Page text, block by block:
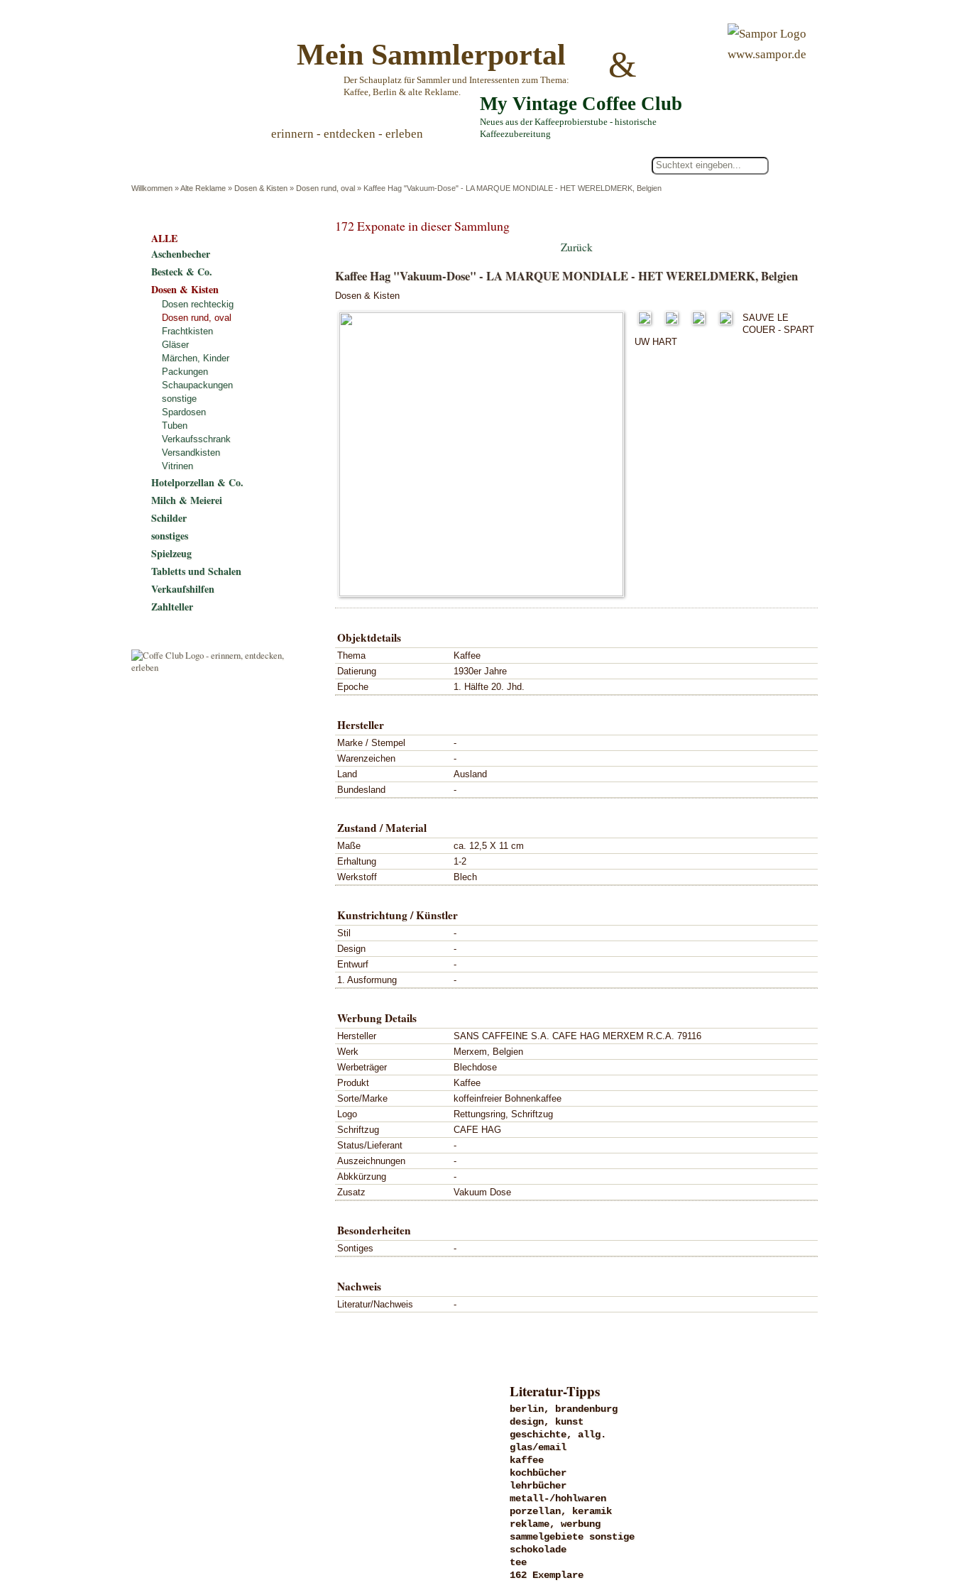
Mein Sammlerportal
Der Schauplatz für Sammler und Interessenten zum Thema:
Kaffee, Berlin & alte Reklame.
&
My Vintage Coffee Club
Neues aus der Kaffeeprobierstube - historische
Kaffeezubereitung
www.sampor.de
erinnern - entdecken - erleben
Willkommen »Alte Reklame » Dosen & Kisten » Dosen rund, oval » Kaffee Hag "Vakuum-Dose" - LA MARQUE MONDIALE - HET WERELDMERK, Belgien
172 Exponate in dieser Sammlung
Zurück
Kaffee Hag "Vakuum-Dose" - LA MARQUE MONDIALE - HET WERELDMERK, Belgien
Dosen & Kisten
SAUVE LE
COUER - SPART
UW HART
Objektdetails
Thema
Kaffee
Datierung
1930er Jahre
Epoche
1. Hälfte 20. Jhd.
Hersteller
Marke / Stempel
-
Warenzeichen
-
Land
Ausland
Bundesland
-
Zustand / Material
Maße
ca. 12,5 X 11 cm
Erhaltung
1-2
Werkstoff
Blech
Kunstrichtung / Künstler
Stil
-
Design
-
Entwurf
-
1. Ausformung
-
Werbung Details
Hersteller
SANS CAFFEINE S.A. CAFE HAG MERXEM R.C.A. 79116
Werk
Merxem, Belgien
Werbeträger
Blechdose
Produkt
Kaffee
Sorte/Marke
koffeinfreier Bohnenkaffee
Logo
Rettungsring, Schriftzug
Schriftzug
CAFE HAG
Status/Lieferant
-
Auszeichnungen
-
Abkkürzung
-
Zusatz
Vakuum Dose
Besonderheiten
Sontiges -
Nachweis
Literatur/Nachweis -
ALLE
Aschenbecher
Besteck & Co.
Dosen & Kisten
Dosen rechteckig
Dosen rund, oval
Frachtkisten
Gläser
Märchen, Kinder
Packungen
Schaupackungen
sonstige
Spardosen
Tuben
Verkaufsschrank
Versandkisten
Vitrinen
Hotelporzellan & Co.
Milch & Meierei
Schilder
sonstiges
Spielzeug
Tabletts und Schalen
Verkaufshilfen
Zahlteller
Literatur-Tipps
berlin, brandenburg
design, kunst
geschichte, allg.
glas/email
kaffee
kochbücher
lehrbücher
metall-/hohlwaren
porzellan, keramik
reklame, werbung
sammelgebiete sonstige
schokolade
tee
162 Exemplare